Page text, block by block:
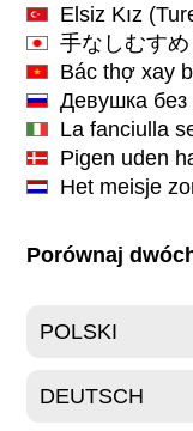
Elsiz Kız
手なしむすめ
Bác thợ xay
Девушка без
La fanciulla
Pigen uden
Het meisje
Porównaj